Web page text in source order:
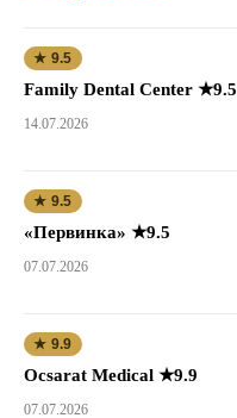
★ 9.5
Family Dental Center ★9.5
14.07.2026
★ 9.5
«Первинка» ★9.5
07.07.2026
★ 9.9
Ocsarat Medical ★9.9
07.07.2026